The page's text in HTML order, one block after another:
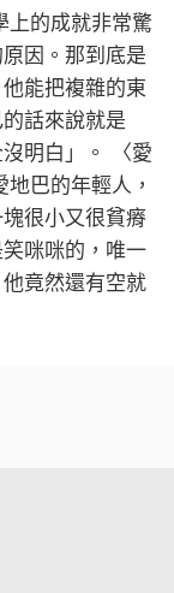
上的成就非常驚
因。那到底是
能把複雜的東
話來說就是
明白」。 〈愛
巴的年輕人，
很小又很貧瘠
咪咪的，唯一
竟然還有空就